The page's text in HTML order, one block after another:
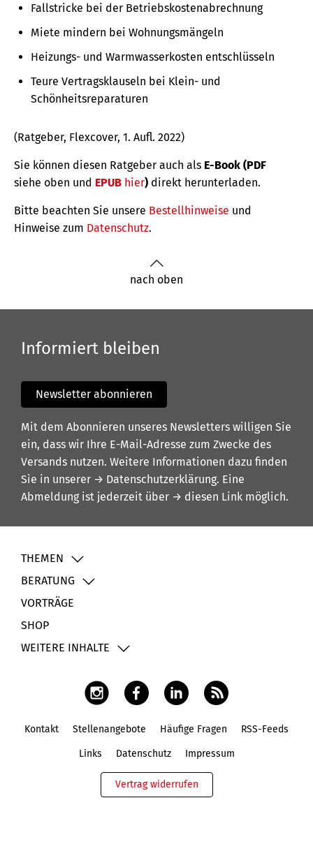
Fallstricke bei der Betriebskostenabrechnung
Miete mindern bei Wohnungsmängeln
Heizungs- und Warmwasserkosten entschlüsseln
Teure Vertragsklauseln bei Klein- und
Schönheitsreparaturen
(Ratgeber, Flexcover, 1. Aufl. 2022)
Sie können diesen Ratgeber auch als E-Book (PDF
siehe oben und EPUB hier) direkt herunterladen.
Bitte beachten Sie unsere Bestellhinweise und
Hinweise zum Datenschutz.
nach oben
Informiert bleiben
Newsletter abonnieren
Mit dem Abonnieren unseres Newsletters willigen Sie
ein, dass wir Ihre E-Mail-Adresse zum Zwecke des
Versands nutzen. Weitere Informationen dazu finden
Sie in unserer → Datenschutzerklärung. Eine
Abmeldung ist jederzeit über → diesen Link möglich.
THEMEN
BERATUNG
VORTRÄGE
SHOP
WEITERE INHALTE
Kontakt Stellenangebote Häufige Fragen RSS-Feeds
Links Datenschutz Impressum
Vertrag widerrufen